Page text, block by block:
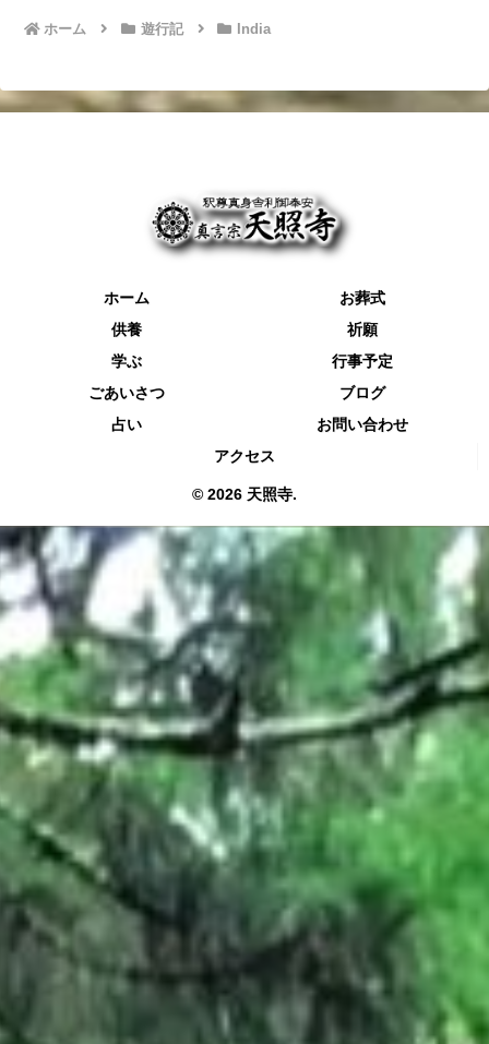
ホーム 遊行記 India
ホーム
お葬式
供養
祈願
学ぶ
行事予定
ごあいさつ
ブログ
占い
お問い合わせ
アクセス
© 2026 天照寺.